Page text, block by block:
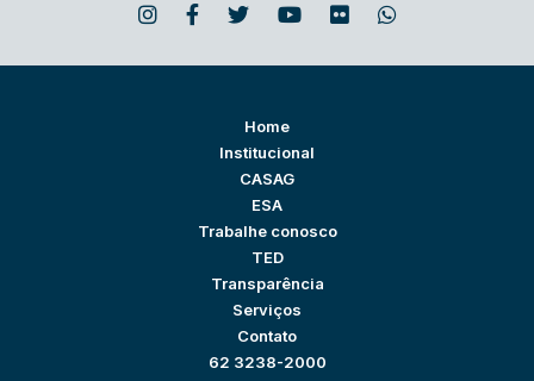
Home
Institucional
CASAG
ESA
Trabalhe conosco
TED
Transparência
Serviços
Contato
62 3238-2000